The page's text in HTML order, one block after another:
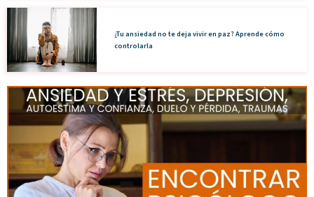
¿Tu ansiedad no te deja vivir en paz? Aprende cómo
controlarla